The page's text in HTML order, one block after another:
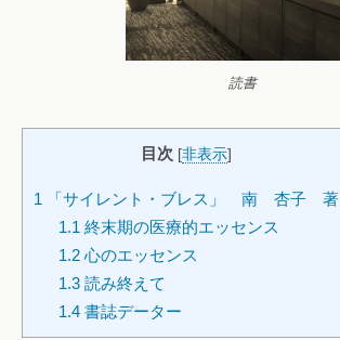
読書
目次 [非表示]
1 「サイレント・ブレス」 南 杏子 著
1.1 終末期の医療的エッセンス
1.2心のエッセンス
1.3読み終えて
1.4書誌データー